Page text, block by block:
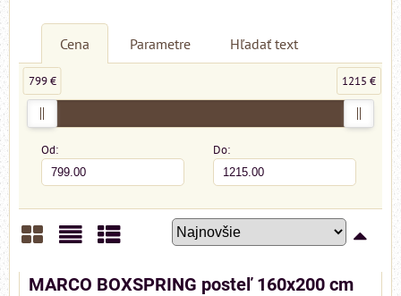
Cena Parametre Hľadať text
Od: Do:
799 € 1215 €
Mriežka
MARCO BOXSPRING posteľ 160x200 cm